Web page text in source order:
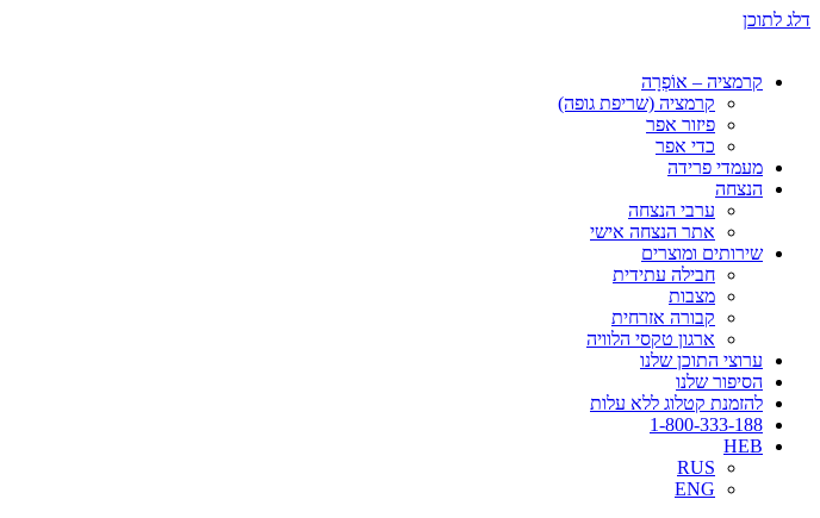
דלג לתוכן
קרמציה – אוֹפְרָה
קרמציה (שריפת גופה)
פיזור אפר
כדי אפר
מעמדי פרידה
הנצחה
ערבי הנצחה
אתר הנצחה אישי
שירותים ומוצרים
חבילה עתידית
מצבות
קבורה אזרחית
ארגון טקסי הלוויה
ערוצי התוכן שלנו
הסיפור שלנו
להזמנת קטלוג ללא עלות
1-800-333-188
HEB
RUS
ENG